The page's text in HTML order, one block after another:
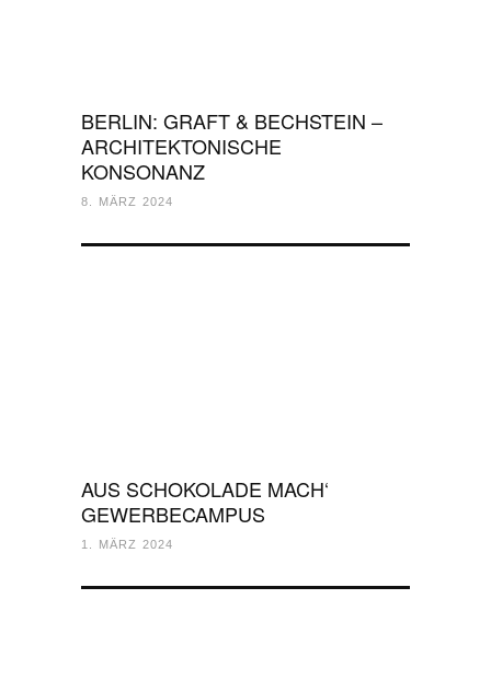
BERLIN: GRAFT & BECHSTEIN –
ARCHITEKTONISCHE
KONSONANZ
8. MÄRZ 2024
AUS SCHOKOLADE MACH‘
GEWERBECAMPUS
1. MÄRZ 2024